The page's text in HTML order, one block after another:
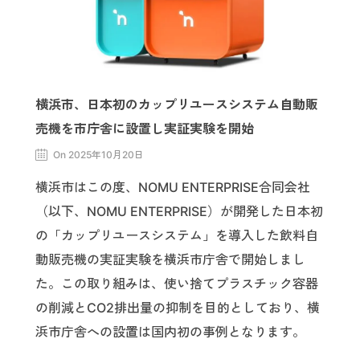
横浜市、日本初のカップリユースシステム自動販
売機を市庁舎に設置し実証実験を開始
On 2025年10月20日
横浜市はこの度、NOMU ENTERPRISE合同会社
（以下、NOMU ENTERPRISE）が開発した日本初
の「カップリユースシステム」を導入した飲料自
動販売機の実証実験を横浜市庁舎で開始しまし
た。この取り組みは、使い捨てプラスチック容器
の削減とCO2排出量の抑制を目的としており、横
浜市庁舎への設置は国内初の事例となります。